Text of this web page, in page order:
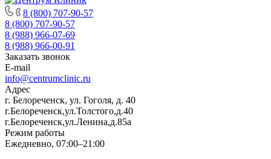
8 (800) 707-90-57
8 (800) 707-90-57
8 (988) 966-07-69
8 (988) 966-00-91
Заказать звонок
E-mail
info@centrumclinic.ru
Адрес
г. Белореченск, ул. Гоголя, д. 40
г.Белореченск,ул.Толстого,д.40
г.Белореченск,ул.Ленина,д.85а
Режим работы
Ежедневно, 07:00–21:00